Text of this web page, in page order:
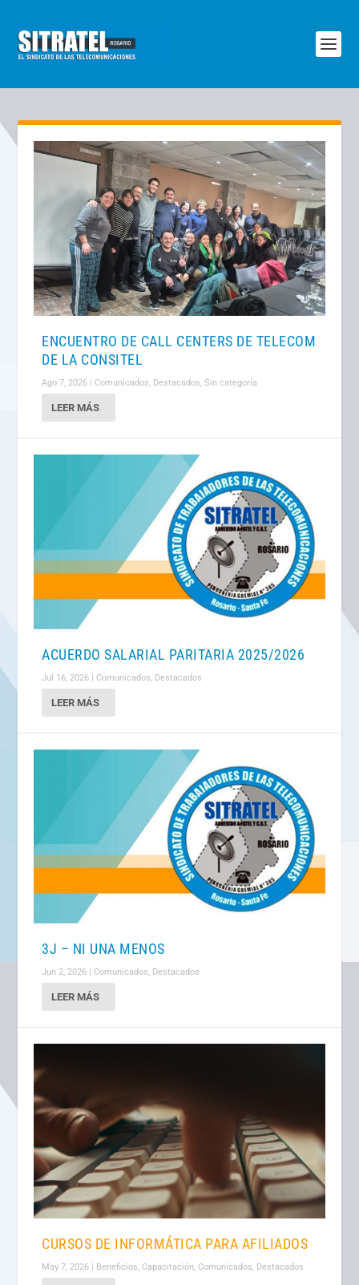
ENCUENTRO DE CALL CENTERS DE TELECOM
DE LA CONSITEL
Ago 7, 2026 | Comunicados, Destacados,Sin categorí­a
LEER MÁS
ACUERDO SALARIAL PARITARIA 2025/2026
Jul 16, 2026 | Comunicados Destacados
LEER MÁS
3J – NI UNA MENOS
Jun 2, 2026 Comunicados, Destacados
LEER MÁS
CURSOS DE INFORMÁTICA PARA AFILIADOS
May 7, 2026 Beneficios, Capacitación, Comunicados, Destacados